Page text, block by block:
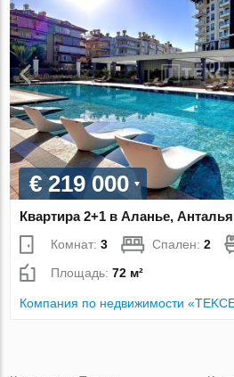
€ 219 000
Квартира 2+1 в Аланье,
Комнат:3 Спален:2
Площадь:72 м²
Компания по недвижимости